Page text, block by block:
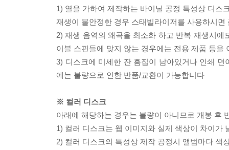
1) 열을 가하여 제작하는 바이닐 공정 특성상 디스
재생이 불안정한 경우 스태빌라이저를 사용하시
2) 재생 음역의 왜곡을 최소화 하고 반복 재생시
이블 스핀들에 맞지 않는 경우에는 전용 제품 등
3) 디스크에 미세한 잔 흠집이 남아있거나 인쇄
에는 불량으로 인한 반품/교환이 가능합니다
※ 컬러 디스크
아래에 해당하는 경우는 불량이 아니므로 개봉 후
1) 컬러 디스크는 웹 이미지와 실제 색상이 차이가
2) 컬러 디스크의 특성상 제작 공정시 앨범마다 색